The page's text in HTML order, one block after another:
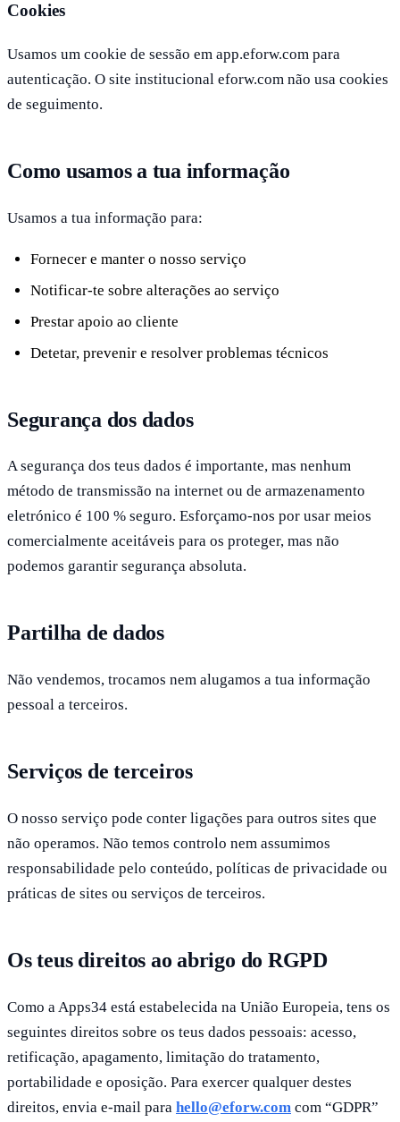
Cookies
Usamos um cookie de sessão em app.eforw.com para
autenticação. O site institucional eforw.com não usa cookies
de seguimento.
Como usamos a tua informação
Usamos a tua informação para:
Fornecer e manter o nosso serviço
Notificar-te sobre alterações ao serviço
Prestar apoio ao cliente
Detetar, prevenir e resolver problemas técnicos
Segurança dos dados
A segurança dos teus dados é importante, mas nenhum
método de transmissão na internet ou de armazenamento
eletrónico é 100 % seguro. Esforçamo-nos por usar meios
comercialmente aceitáveis para os proteger, mas não
podemos garantir segurança absoluta.
Partilha de dados
Não vendemos, trocamos nem alugamos a tua informação
pessoal a terceiros.
Serviços de terceiros
O nosso serviço pode conter ligações para outros sites que
não operamos. Não temos controlo nem assumimos
responsabilidade pelo conteúdo, políticas de privacidade ou
práticas de sites ou serviços de terceiros.
Os teus direitos ao abrigo do RGPD
Como a Apps34 está estabelecida na União Europeia, tens os
seguintes direitos sobre os teus dados pessoais: acesso,
retificação, apagamento, limitação do tratamento,
portabilidade e oposição. Para exercer qualquer destes
direitos, envia e-mail para hello@eforw.com com “GDPR”